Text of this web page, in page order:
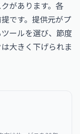
があります。各
です。提供元がプ
ールを選び、節度
大きく下げられま